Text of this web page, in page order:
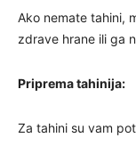
Ako nemate tahini,
zdrave hrane ili ga
Priprema tahinija:
Za tahini su vam